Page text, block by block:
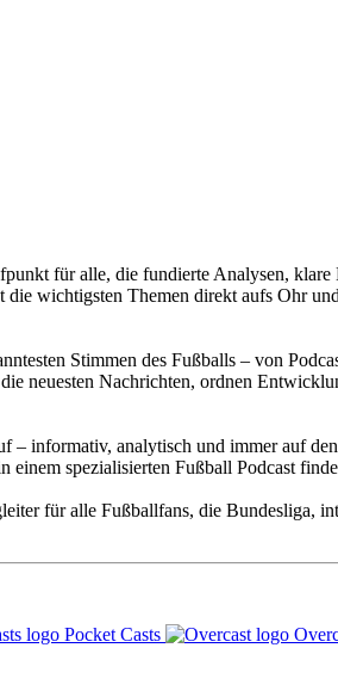
für alle, die fundierte Analysen,
wichtigsten Themen direkt aufs Ohr
Stimmen des Fußballs – von
neuesten Nachrichten, ordnen
informativ, analytisch und immer auf
spezialisierten Fußball Podcast
für alle Fußballfans, die Bundesliga,
Pocket Casts